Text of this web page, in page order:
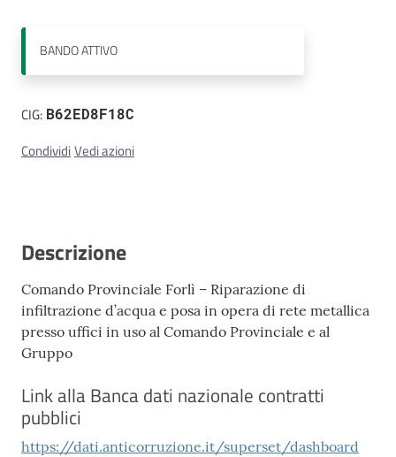
BANDOATTIVO
CIG: B62ED8F18C
CondividiVedi azioni
Descrizione
Comando Provinciale Forlì – Riparazione di
infiltrazione d’acqua e posa in opera di rete metallica
presso uffici in uso al Comando Provinciale e al
Gruppo
Link alla Banca dati nazionale contratti
pubblici
https://dati.anticorruzione.it/superset/dashboard